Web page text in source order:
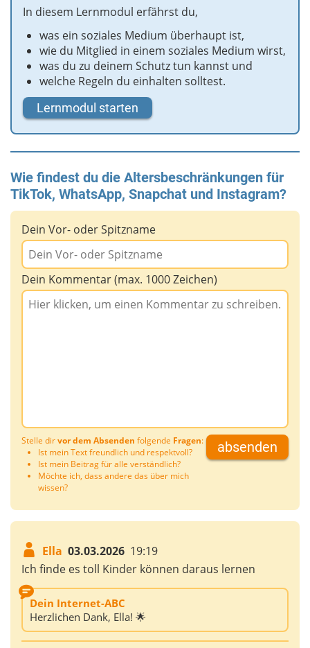
In diesem Lernmodul erfährst du,
was ein soziales Medium überhaupt ist,
wie du Mitglied in einem soziales Medium wirst,
was du zu deinem Schutz tun kannst und
welche Regeln du einhalten solltest.
Lernmodul starten
Wie findest du die Altersbeschränkungen für
TikTok, WhatsApp, Snapchat und Instagram?
Dein Vor- oder Spitzname
Dein Kommentar (max. 1000 Zeichen)
Stelle dirvor dem Absenden folgende Fragen:
Ist mein Text freundlich und respektvoll?
Ist mein Beitrag für alle verständlich?
Möchte ich, dass andere das über mich
wissen?
absenden
Ella 03.03.2026 19:19
Ich finde es toll Kinder können daraus lernen
Dein Internet-ABC
Herzlichen Dank, Ella! 🌟